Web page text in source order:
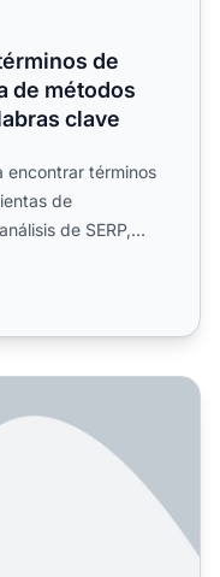
de
de métodos
clave
encontrar términos
de
de SERP,
de palabras